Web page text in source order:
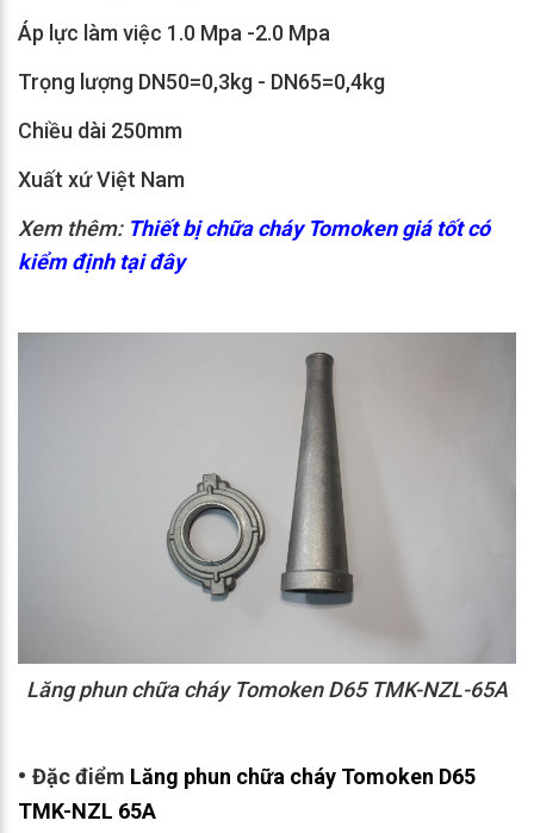
Áp lực làm việc 1.0 Mpa -2.0 Mpa
Trọng lượng DN50=0,3kg - DN65=0,4kg
Chiều dài 250mm
Xuất xứ Việt Nam
Xem thêm: Thiết bị chữa cháy Tomoken giá tốt có
kiểm định tại đây
Lăng phun chữa cháy Tomoken D65 TMK-NZL-65A
• Đặc điểm Lăng phun chữa cháy Tomoken D65
TMK-NZL 65A